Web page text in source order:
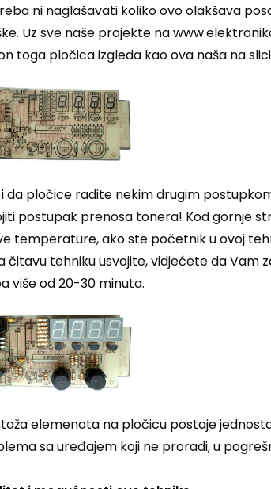
ni naglašavati koliko ovo olakšava
Uz sve naše projekte na
toga pločica izgleda kao ova naša na
da pločice radite nekim drugim
postupak prenosa tonera! Kod gornje
temperature, ako ste početnik u ovoj
čitavu tehniku usvojite, vidjećete da
više od 20-30 minuta.
elemenata na pločicu postaje
sa uređajem koji ne proradi, u